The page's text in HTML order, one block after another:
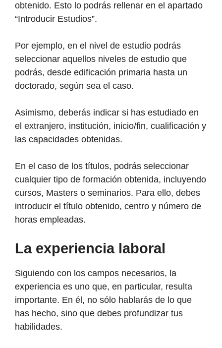
obtenido. Esto lo podrás rellenar en el apartado
“Introducir Estudios”.
Por ejemplo, en el nivel de estudio podrás
seleccionar aquellos niveles de estudio que
podrás, desde edificación primaria hasta un
doctorado, según sea el caso.
Asimismo, deberás indicar si has estudiado en
el extranjero, institución, inicio/fin, cualificación y
las capacidades obtenidas.
En el caso de los títulos, podrás seleccionar
cualquier tipo de formación obtenida, incluyendo
cursos, Masters o seminarios. Para ello, debes
introducir el título obtenido, centro y número de
horas empleadas.
La experiencia laboral
Siguiendo con los campos necesarios, la
experiencia es uno que, en particular, resulta
importante. En él, no sólo hablarás de lo que
has hecho, sino que debes profundizar tus
habilidades.